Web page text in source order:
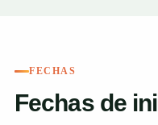
FECHAS
Fechas de